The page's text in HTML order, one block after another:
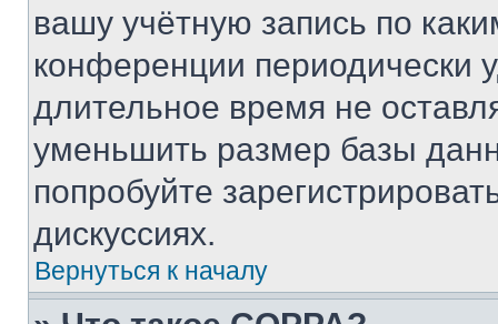
вашу учётную запись по
конференции периодически
длительное время не
уменьшить размер базы
попробуйте
дискуссиях.
Вернуться к началу